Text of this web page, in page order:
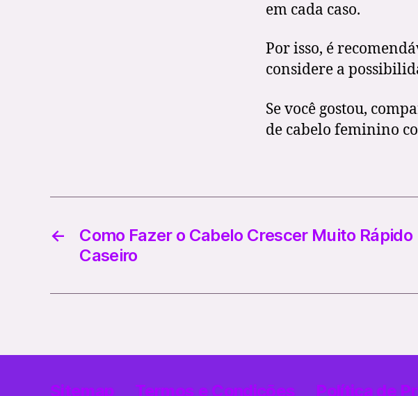
em cada caso.
Por isso, é
considere a
Se você gostou,
de cabelo feminino
←
Como Fazer o Cabelo Crescer Muito Rápido
Caseiro
Sitemap Termos e Condições Política de